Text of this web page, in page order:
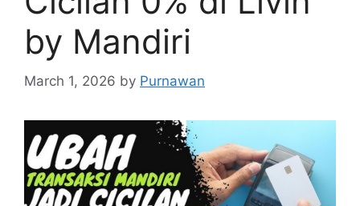
by Mandiri
March 1, 2026 by Purnawan